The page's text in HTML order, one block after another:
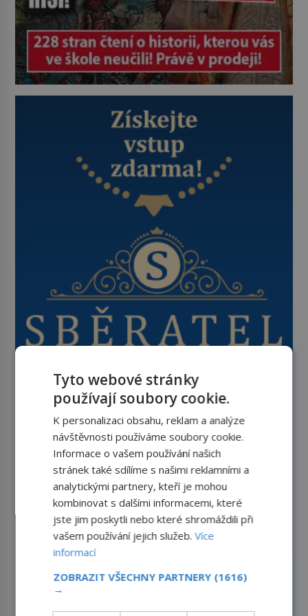
Tyto webové stránky
používají soubory cookie.
K personalizaci obsahu, reklam a analýze
návštěvnosti používáme soubory cookie.
Informace o vašem používání našich
stránek také sdílíme s našimi reklamními a
analytickými partnery, kteří je mohou
kombinovat s dalšími informacemi, které
jste jim poskytli nebo které shromáždili při
vašem používání jejich služeb.Více
informací
ZOBRAZIT VŠECHNY PARTNERY (1616)
→